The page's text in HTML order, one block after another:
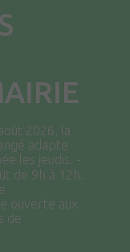
2026, la
adapte
les jeudis. -
de 9h à 12h.
ouverte aux
de